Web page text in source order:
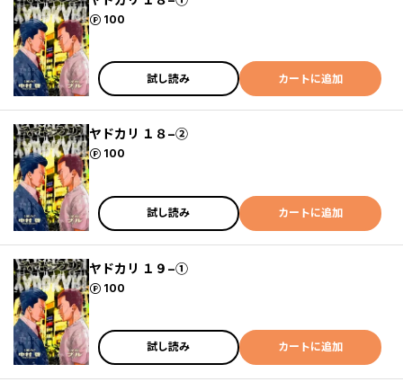
100
ポイント
試し読み カートに追加
ヤドカリ １８−②
100
ポイント
試し読み カートに追加
ヤドカリ １９−①
100
ポイント
試し読み カートに追加